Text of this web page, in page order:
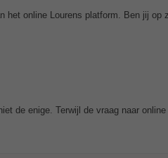
het online Lourens platform. Ben jij op
de enige. Terwijl de vraag naar online